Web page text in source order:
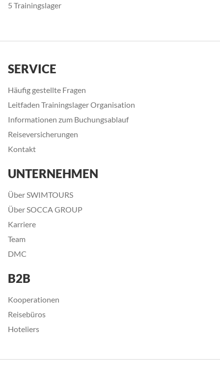
5 Trainingslager
SERVICE
Häufig gestellte Fragen
Leitfaden Trainingslager Organisation
Informationen zum Buchungsablauf
Reiseversicherungen
Kontakt
UNTERNEHMEN
Über SWIMTOURS
Über SOCCA GROUP
Karriere
Team
DMC
B2B
Kooperationen
Reisebüros
Hoteliers